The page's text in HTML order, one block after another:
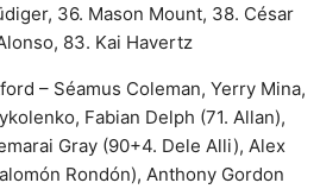
36. Mason Mount, 38. César
83. Kai Havertz
– Séamus Coleman, Yerry Mina,
Fabian Delph (71. Allan),
Gray (90+4. Dele Alli), Alex
Rondón), Anthony Gordon